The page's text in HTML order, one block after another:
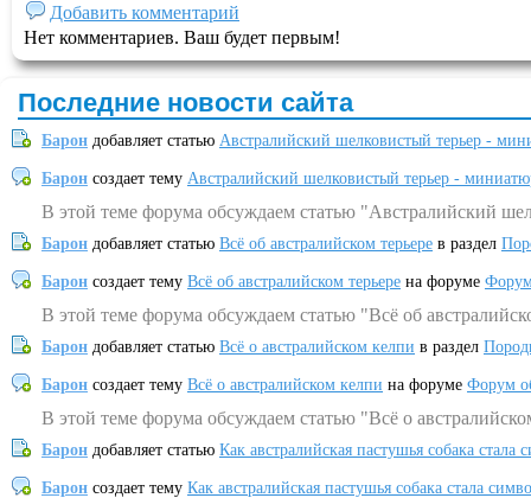
Добавить комментарий
Нет комментариев. Ваш будет первым!
Последние новости сайта
Барон добавляет статью Австралийский шелковистый терьер -
Барон создает тему Австралийский шелковистый терьер -
В этой теме форума обсуждаем статью "Австралийский
Барон добавляет статью Всё об австралийском терьере в раздел
Барон создает тему Всё об австралийском терьере на форуме
В этой теме форума обсуждаем статью "Всё об
Барон добавляет статью Всё о австралийском келпи в раздел
Барон создает тему Всё о австралийском келпи на форуме Форум
В этой теме форума обсуждаем статью "Всё о
Барон добавляет статью Как австралийская пастушья собака
Барон создает тему Как австралийская пастушья собака стала